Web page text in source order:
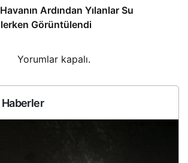
Havanın Ardından Yılanlar Su
Görüntülendi
Yorumlar kapalı.